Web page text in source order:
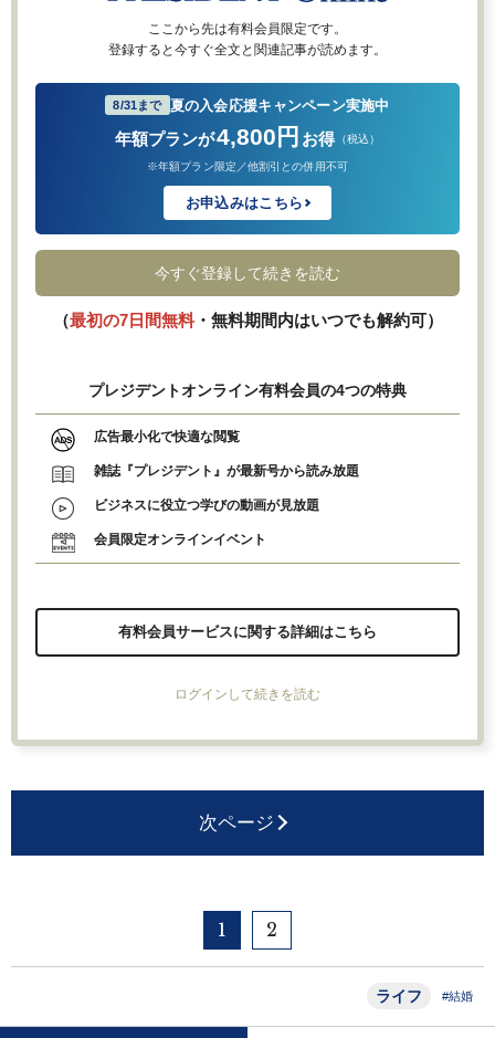
ここから先は有料会員限定です。
登録すると今すぐ全文と関連記事が読めます。
8/31まで 夏の入会応援キャンペーン実施中
年額プランが4,800円 お得 （税込）
※年額プラン限定／他割引との併用不可
お申込みはこちら
今すぐ登録して続きを読む
（最初の7日間無料・無料期間内はいつでも解約可）
プレジデントオンライン有料会員の4つの特典
広告最小化で快適な閲覧
雑誌『プレジデント』が最新号から読み放題
ビジネスに役立つ学びの動画が見放題
会員限定オンラインイベント
有料会員サービスに関する詳細はこちら
ログインして続きを読む
次ページ
1 2
ライフ #結婚